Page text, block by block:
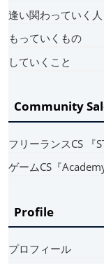
逢い関わっていく人
もっていくもの
していくこと
Community
フリーランスCS 『
ゲームCS『Academy
Profile
プロフィール